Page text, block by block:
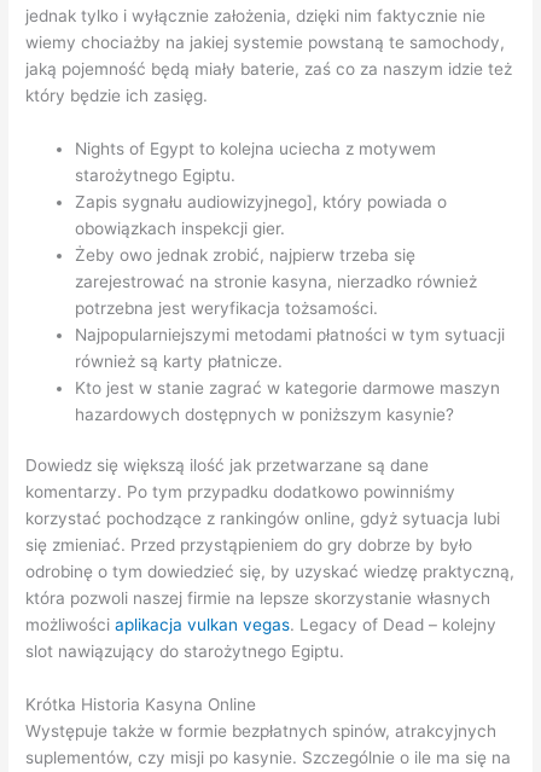
jednak tylko i wyłącznie założenia, dzięki nim faktycznie nie
wiemy chociażby na jakiej systemie powstaną te samochody,
jaką pojemność będą miały baterie, zaś co za naszym idzie też
który będzie ich zasięg.
Nights of Egypt to kolejna uciecha z motywem
starożytnego Egiptu.
Zapis sygnału audiowizyjnego], który powiada o
obowiązkach inspekcji gier.
Żeby owo jednak zrobić, najpierw trzeba się
zarejestrować na stronie kasyna, nierzadko również
potrzebna jest weryfikacja tożsamości.
Najpopularniejszymi metodami płatności w tym sytuacji
również są karty płatnicze.
Kto jest w stanie zagrać w kategorie darmowe maszyn
hazardowych dostępnych w poniższym kasynie?
Dowiedz się większą ilość jak przetwarzane są dane
komentarzy. Po tym przypadku dodatkowo powinniśmy
korzystać pochodzące z rankingów online, gdyż sytuacja lubi
się zmieniać. Przed przystąpieniem do gry dobrze by było
odrobinę o tym dowiedzieć się, by uzyskać wiedzę praktyczną,
która pozwoli naszej firmie na lepsze skorzystanie własnych
możliwościaplikacja vulkan vegas. Legacy of Dead – kolejny
slot nawiązujący do starożytnego Egiptu.
Krótka Historia Kasyna Online
Występuje także w formie bezpłatnych spinów, atrakcyjnych
suplementów, czy misji po kasynie. Szczególnie o ile ma się na